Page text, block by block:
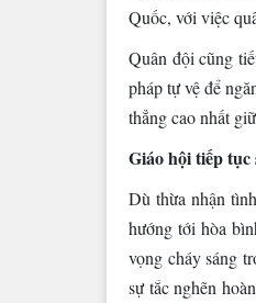
Quốc, với việc
Quân đội cũng
pháp tự vệ để
thẳng cao nhất
Giáo hội tiếp
Dù thừa nhận
hướng tới hòa
vọng cháy sáng
sự tắc nghẽn